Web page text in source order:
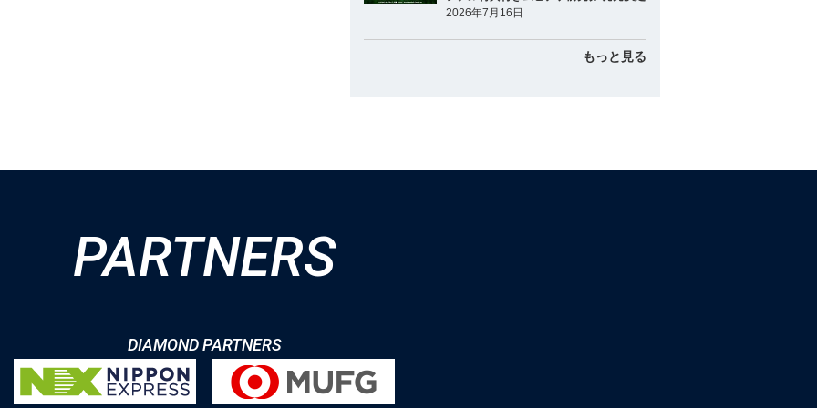
2026年7月16日
もっと見る
PARTNERS
DIAMOND PARTNERS